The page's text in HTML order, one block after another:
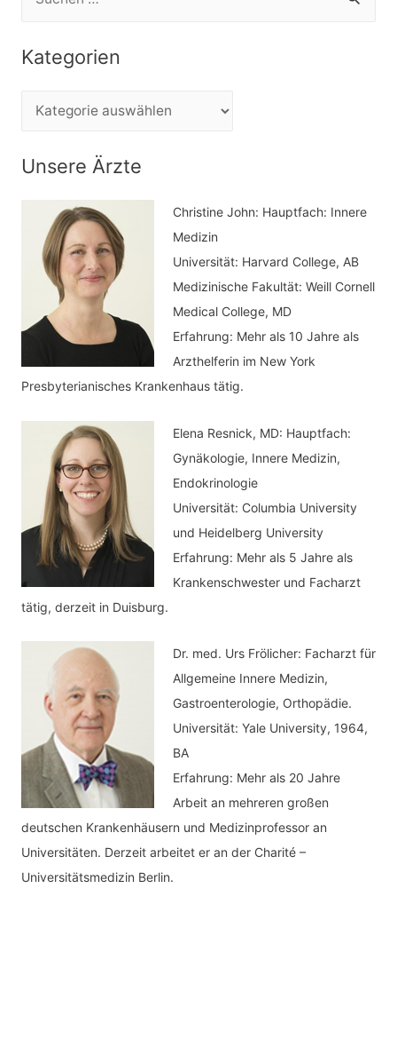
Kategorien
tUnsere Ärzte
Christine John: Hauptfach: Innere
Medizin
Universität: Harvard College, AB
Medizinische Fakultät: Weill Cornell
Medical College, MD
Erfahrung: Mehr als 10 Jahre als
Arzthelferin im New York
Presbyterianisches Krankenhaus tätig.
Elena Resnick, MD: Hauptfach:
Gynäkologie, Innere Medizin,
Endokrinologie
Universität: Columbia University
und Heidelberg University
Erfahrung: Mehr als 5 Jahre als
Krankenschwester und Facharzt
tätig, derzeit in Duisburg.
Dr. med. Urs Frölicher: Facharzt für
Allgemeine Innere Medizin,
Gastroenterologie, Orthopädie.
Universität: Yale University, 1964,
BA
Erfahrung: Mehr als 20 Jahre
Arbeit an mehreren großen
deutschen Krankenhäusern und Medizinprofessor an
Universitäten. Derzeit arbeitet er an der Charité –
Universitätsmedizin Berlin.